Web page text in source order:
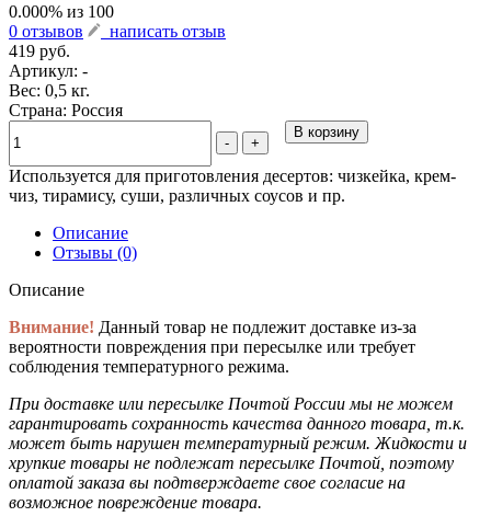
0.000% из 100
0 отзывов
написать отзыв
419 руб.
Артикул: -
Вес: 0,5 кг.
Страна: Россия
- +
В корзину
Используется для приготовления десертов: чизкейка, крем-
чиз, тирамису, суши, различных соусов и пр.
Описание
Отзывы (0)
Описание
Внимание! Данный товар не подлежит доставке из-за
вероятности повреждения при пересылке или требует
соблюдения температурного режима.
При доставке или пересылке Почтой России мы не можем
гарантировать сохранность качества данного товара, т.к.
может быть нарушен температурный режим. Жидкости и
хрупкие товары не подлежат пересылке Почтой, поэтому
оплатой заказа вы подтверждаете свое согласие на
возможное повреждение товара.